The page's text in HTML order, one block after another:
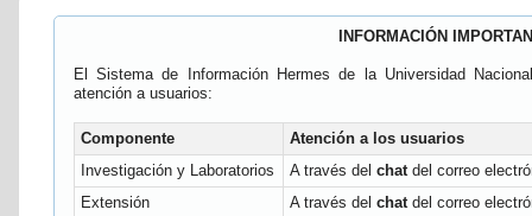
INFORMACIÓN
El Sistema de Información Hermes de la Universidad
atención a usuarios:
Componente
Atención a los usuarios
Investigación y Laboratorios
A través del chatdel correo
Extensión
A través del chatdel correo